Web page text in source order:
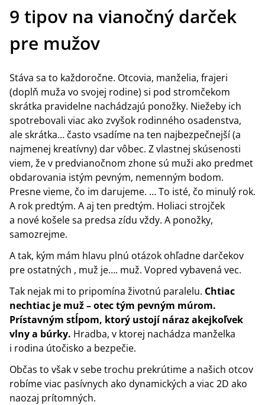
9 tipov na vianočný darček
pre mužov
Stáva sa to každoročne. Otcovia, manželia, frajeri
(doplň muža vo svojej rodine) si pod stromčekom
skrátka pravidelne nachádzajú ponožky. Niežeby ich
spotrebovali viac ako zvyšok rodinného osadenstva,
ale skrátka… často vsadíme na ten najbezpečnejší (a
najmenej kreatívny) dar vôbec. Z vlastnej skúsenosti
viem, že v predvianočnom zhone sú muži ako predmet
obdarovania istým pevným, nemenným bodom.
Presne vieme, čo im darujeme. … To isté, čo minulý rok.
A rok predtým. A aj ten predtým. Holiaci strojček
a nové košele sa predsa zídu vždy. A ponožky,
samozrejme.
A tak, kým mám hlavu plnú otázok ohľadne darčekov
pre ostatných , muž je…. muž. Vopred vybavená vec.
Tak nejak mi to pripomína životnú paralelu. Chtiac
nechtiac je muž – otec tým pevným múrom.
Prístavným stĺpom, ktorý ustojí náraz akejkoľvek
vlny a búrky. Hradba, v ktorej nachádza manželka
i rodina útočisko a bezpečie.
Občas to však v sebe trochu prekrútime a našich otcov
robíme viac pasívnych ako dynamických a viac 2D ako
naozaj prítomných.